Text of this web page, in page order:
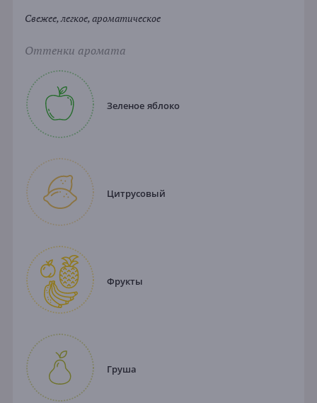
Свежее, легкое, ароматическое
Оттенки аромата
Зеленое яблоко
Цитрусовый
Фрукты
Груша